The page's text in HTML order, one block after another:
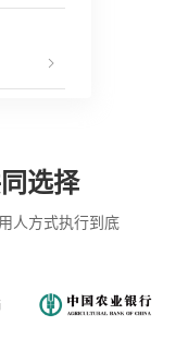
选择
人方式执行到底